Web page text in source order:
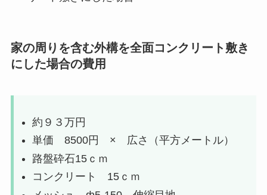
家の周りを含む外構を全面コンクリート敷き
にした場合の費用
約９３万円
単価 8500円 × 広さ（平方メートル）
路盤砕石15ｃｍ
コンクリート 15ｃｍ